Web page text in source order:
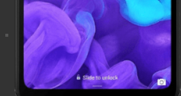
Honor 9 Lite
Honor 8 Lite
Honor x
Honor 9x
Honor 8x
Honor 7X
Honor 6X
Honor 5X